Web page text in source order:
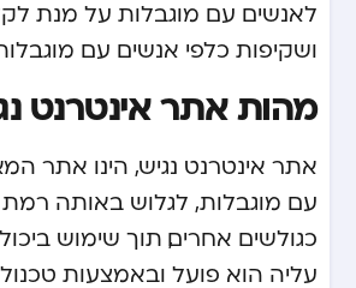
לאנשים עם מוגבלות על מנת
ושקיפות כלפי אנשים עם
מהות אתר אינטרנט
אתר אינטרנט נגיש, הינו אתר
עם מוגבלות, לגלוש באותה רמת
כגולשים אחרים, תוך שימוש
עליה הוא פועל ובאמצעות